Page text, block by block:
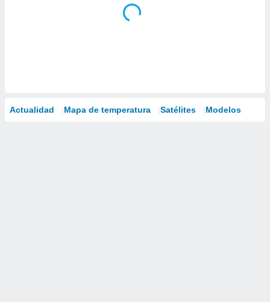
Actualidad Mapa de temperatura Satélites Modelos